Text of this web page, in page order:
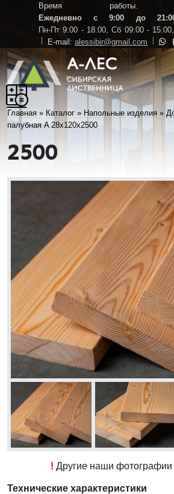
Время работы.
Ежедневно с 9:00 до
Пн-Пт 9:00 - 18:00, Сб 09:00 - 15:00,
E-mail: alessibir@gmail.com
Главная » Каталог » Напольные изделия »
палубная A 28х120х2500
2500
! Другие наши фотографии
Технические характеристики